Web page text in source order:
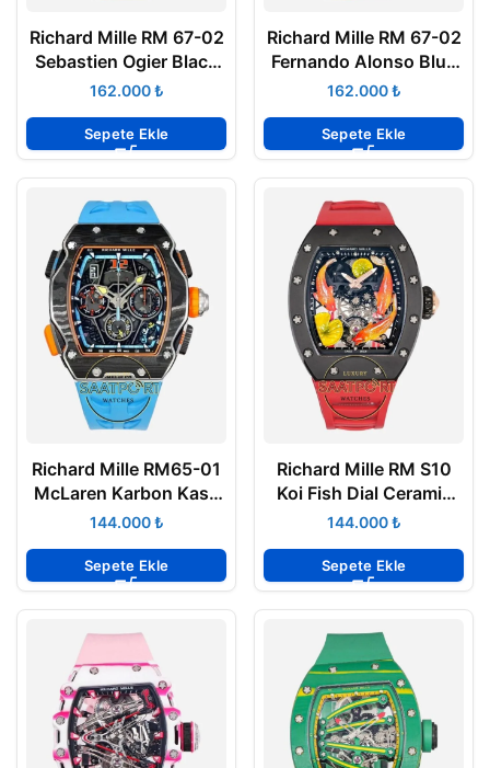
Richard Mille RM 67-02
Sebastien Ogier Black
Carbon Super Clone
₺
Sepete Ekle
Richard Mille RM 67-02
Fernando Alonso Blue
Carbon Super Clone
₺
Sepete Ekle
Richard Mille RM65-01
McLaren Karbon Kasa
Turkuaz Kauçuk
Super Clone ETA
₺
Sepete Ekle
Richard Mille RM S10
Koi Fish Dial Ceramic
Case Red Rubber Strap
ETA
₺
Sepete Ekle